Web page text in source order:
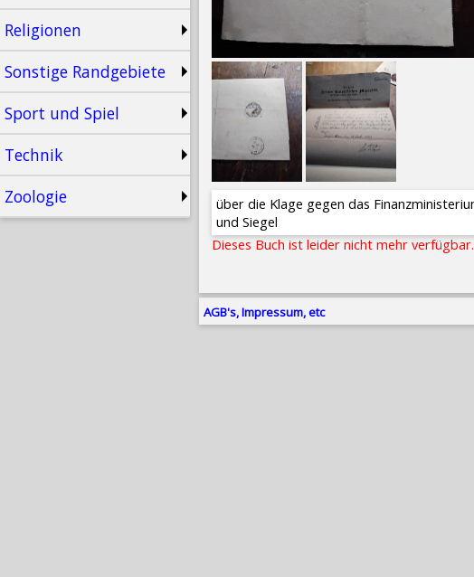
Religionen
Sonstige Randgebiete
Sport und Spiel
Technik
Zoologie
über die Klage gegen das
und Siegel
Dieses Buch ist leider nicht mehr verfügbar.
AGB's, Impressum, etc